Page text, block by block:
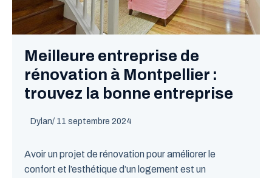
Meilleure entreprise de
rénovation à Montpellier :
trouvez la bonne entreprise
Dylan/ 11 septembre 2024
Avoir un projet de rénovation pour améliorer le
confort et l’esthétique d’un logement est un